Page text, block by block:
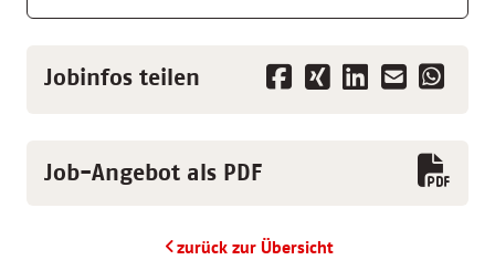
Jobinfos teilen
Job-Angebot als PDF
zurück zur Übersicht